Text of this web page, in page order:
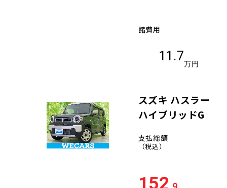
諸費用
11.7
万円
スズキ ハスラー
ハイブリッドG
支払総額
（税込）
152